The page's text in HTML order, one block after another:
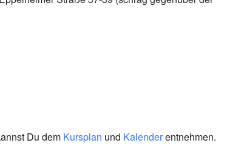
Du dem Kursplan und Kalenderentnehmen.